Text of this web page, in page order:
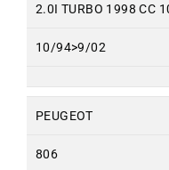
2.0I TURBO 1998 CC
10/94>9/02
PEUGEOT
806